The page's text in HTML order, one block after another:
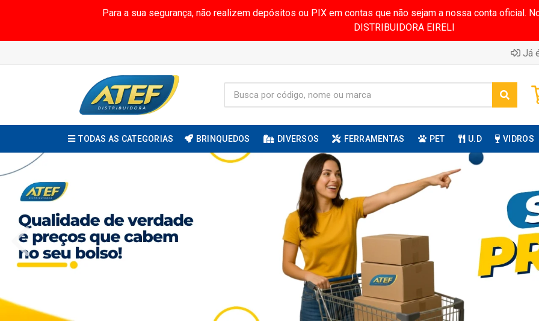
Para a sua segurança, não realizem depósitos ou PIX em contas que não sejam a nossa conta oficial.
DISTRIBUIDORA EIRELI
Já
TODAS AS CATEGORIAS BRINQUEDOS DIVERSOS FERRAMENTAS PET U.D VIDROS